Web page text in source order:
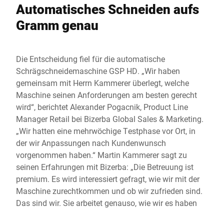
Automatisches Schneiden aufs
Gramm genau
Die Entscheidung fiel für die automatische
Schrägschneidemaschine GSP HD. „Wir haben
gemeinsam mit Herrn Kammerer überlegt, welche
Maschine seinen Anforderungen am besten gerecht
wird“, berichtet Alexander Pogacnik, Product Line
Manager Retail bei Bizerba Global Sales & Marketing.
„Wir hatten eine mehrwöchige Testphase vor Ort, in
der wir Anpassungen nach Kundenwunsch
vorgenommen haben.“ Martin Kammerer sagt zu
seinen Erfahrungen mit Bizerba: „Die Betreuung ist
premium. Es wird interessiert gefragt, wie wir mit der
Maschine zurechtkommen und ob wir zufrieden sind.
Das sind wir. Sie arbeitet genauso, wie wir es haben